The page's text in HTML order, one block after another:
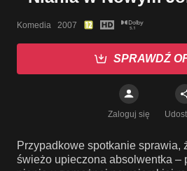
Komedia   2007
SPRAWDŹ
Zaloguj się
Przypadkowe spotkanie sprawia,
świeżo upieczona absolwentka –